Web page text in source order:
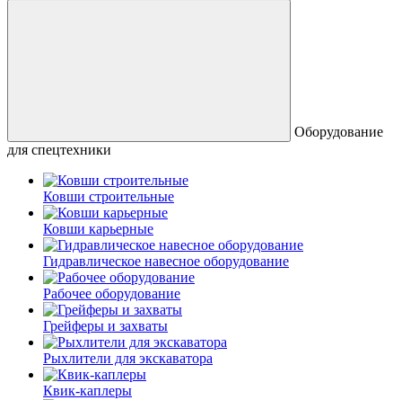
Оборудование
для спецтехники
Ковши строительные
Ковши карьерные
Гидравлическое навесное оборудование
Рабочее оборудование
Грейферы и захваты
Рыхлители для экскаватора
Квик-каплеры